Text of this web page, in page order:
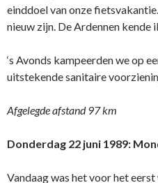
einddoel van onze
nieuw zijn. De Ardennen kende
‘s Avonds kampeerden we op
uitstekende sanitaire
Afgelegde afstand 97 km
Donderdag 22 juni 1989:
Vandaag was het voor het